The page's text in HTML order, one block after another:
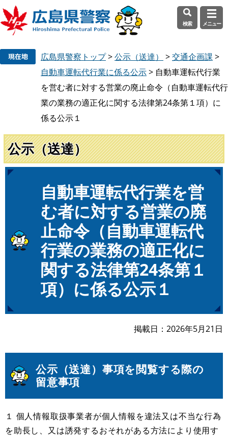
。
て
本
文
検索 メニュー
広島県警察トップ>公示（送達） >交通企画課>
自動車運転代行業に係る公示> 自動車運転代行業
を営む者に対する営業の廃止命令（自動車運転代行
業の業務の適正化に関する法律第24条第１項）に
係る公示１
公示（送達）
自動車運転代行業を営
む者に対する営業の廃
止命令（自動車運転代
行業の業務の適正化に
関する法律第24条第１
項）に係る公示１
掲載日 2026年5月21日
公示（送達）事項を閲覧する際の
留意事項
１ 個人情報取扱事業者が個人情報を違法又は不当な行為
を助長し、又は誘発するおそれがある方法により使用す